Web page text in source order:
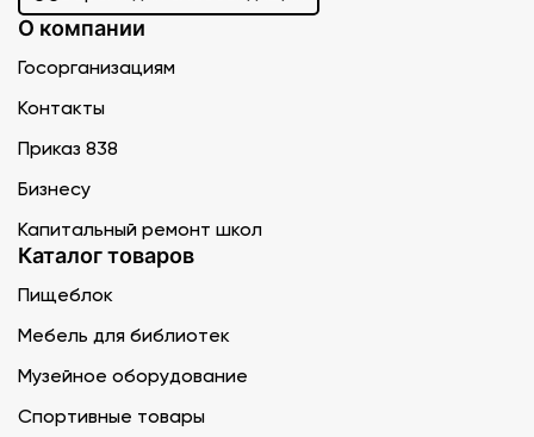
О компании
Госорганизациям
Контакты
Приказ 838
Бизнесу
Капитальный ремонт школ
Каталог товаров
Пищеблок
Мебель для библиотек
Музейное оборудование
Спортивные товары